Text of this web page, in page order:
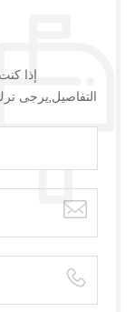
إذا
التفاصيل,يرجى